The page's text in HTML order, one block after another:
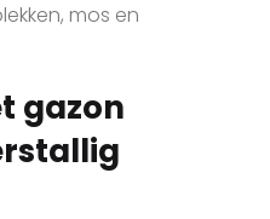
mos en
gazon